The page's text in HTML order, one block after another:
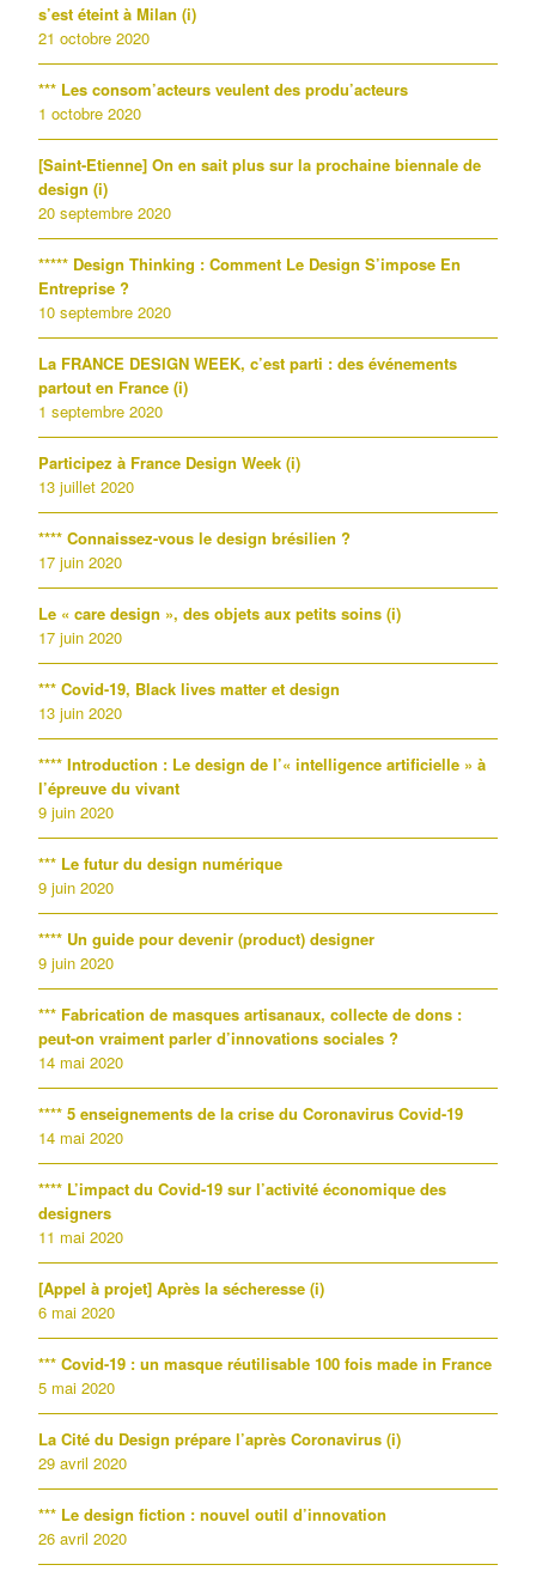
s’est éteint à Milan (i)
21 octobre 2020
*** Les consom’acteurs veulent des produ’acteurs
1 octobre 2020
[Saint-Etienne] On en sait plus sur la prochaine biennale de
design (i)
20 septembre 2020
***** Design Thinking : Comment Le Design S’impose En
Entreprise ?
10 septembre 2020
La FRANCE DESIGN WEEK, c’est parti : des événements
partout en France (i)
1 septembre 2020
Participez à France Design Week (i)
13 juillet 2020
**** Connaissez-vous le design brésilien ?
17 juin 2020
Le « care design », des objets aux petits soins (i)
17 juin 2020
*** Covid-19, Black lives matter et design
13 juin 2020
**** Introduction : Le design de l’« intelligence artificielle » à
l’épreuve du vivant
9 juin 2020
*** Le futur du design numérique
9 juin 2020
**** Un guide pour devenir (product) designer
9 juin 2020
*** Fabrication de masques artisanaux, collecte de dons :
peut-on vraiment parler d’innovations sociales ?
14 mai 2020
**** 5 enseignements de la crise du Coronavirus Covid-19
14 mai 2020
**** L’impact du Covid-19 sur l’activité économique des
designers
11 mai 2020
[Appel à projet] Après la sécheresse (i)
6 mai 2020
*** Covid-19 : un masque réutilisable 100 fois made in France
5 mai 2020
La Cité du Design prépare l’après Coronavirus (i)
29 avril 2020
*** Le design fiction : nouvel outil d’innovation
26 avril 2020